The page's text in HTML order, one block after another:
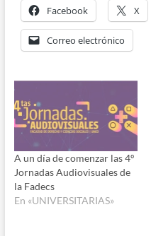
Facebook X
Correo electrónico
A un día de comenzar las 4º
Jornadas Audiovisuales de
la Fadecs
En «UNIVERSITARIAS»